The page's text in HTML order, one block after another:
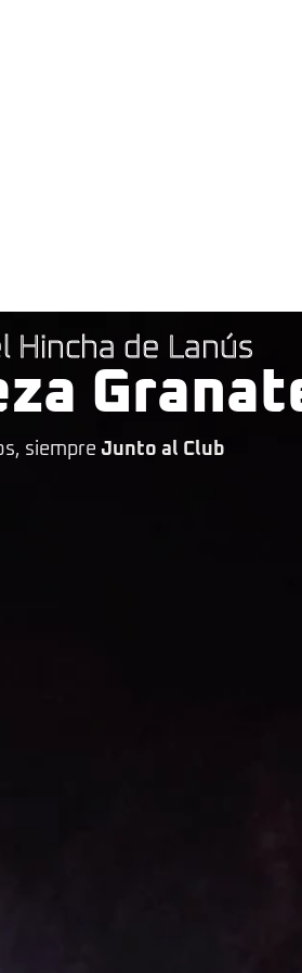
Hincha de Lanús
siempre Junto al Club